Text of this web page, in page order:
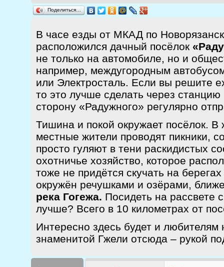
Поделиться…
В часе езды от МКАД по
расположился дачный посёлок
не только на автомобиле, но и
например, междугородным
или Электросталь. Если вы решите
то это лучше сделать через
сторону «Радужного» регулярно
Тишина и покой окружает посёлок.
местные жители проводят пикники,
просто гуляют в тени раскидистых
охотничье хозяйство, которое
тоже не придётся скучать на
окружён речушками и озёрами,
река Гогежа. Посидеть на рассвете
лучше? Всего в 10 километрах от
Интересно здесь будет и
знаменитой Гжели отсюда – рукой